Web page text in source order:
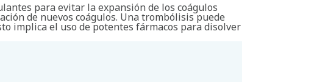
para evitar la expansión de los coágulos
de nuevos coágulos. Una trombólisis puede
implica el uso de potentes fármacos para disolver